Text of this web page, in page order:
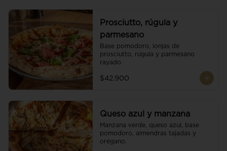
Prosciutto, rúgula y
parmesano
Base pomodoro, lonjas de
prosciutto, rúgula y parmesano
rayado.
$42.900
Queso azul y manzana
Manzana verde, queso azul, base
pomodoro, almendras tajadas y
orégano.